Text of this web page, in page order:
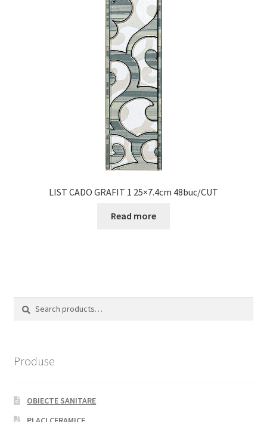
LIST CADO GRAFIT 1 25×7.4cm 48buc/CUT
Read more
Search
Search
Produse
OBIECTE SANITARE